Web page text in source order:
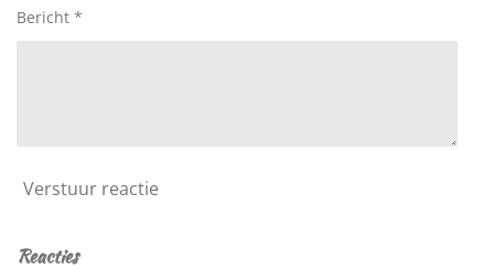
Bericht *
Verstuur reactie
Reacties